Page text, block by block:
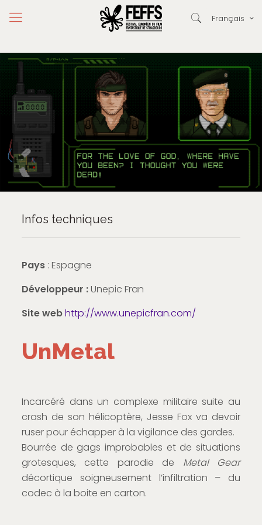
Français
Infos techniques
Pays : Espagne
Développeur :Unepic Fran
Site webhttp://www.unepicfran.com/
UnMetal
Incarcéré dans un complexe militaire suite au
crash de son hélicoptère, Jesse Fox va devoir
ruser pour échapper à la vigilance des gardes.
Bourrée de gags improbables et de situations
grotesques, cette parodie de Metal Gear
décortique soigneusement l’infiltration – du
codec à la boite en carton.